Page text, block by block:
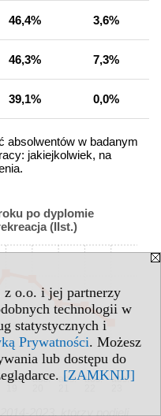
z o.o. i jej partnerzy
technologii w
statystycznych i
Prywatności. Możesz
lub dostępu do
[ZAMKNIJ]
46,4% 3,6%
46,3% 7,3%
39,1% 0,0%
absolwentów w badanym
jakiejkolwiek, na
po dyplomie
(IIst.)
abs.
abs.
abs.
abs.
abs.
2023, którzy podjęli